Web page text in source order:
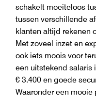
schakelt moeiteloos
tussen verschillende
klanten altijd rekenen
Met zoveel inzet en
ook iets moois voor
een uitstekend salaris
€ 3.400 en goede
Waaronder een